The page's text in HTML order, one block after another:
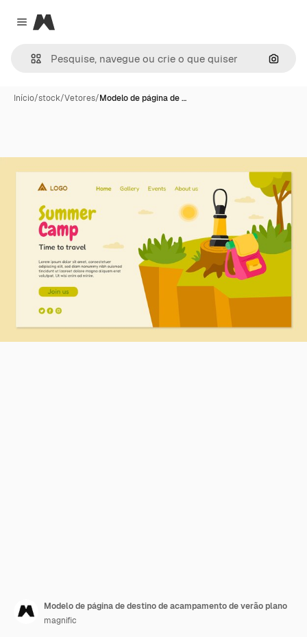
Close menu
Magnific
Início/stock/Vetores/Modelo de página de …
Modelo de página de destino de acampamento de verão plano
magnific